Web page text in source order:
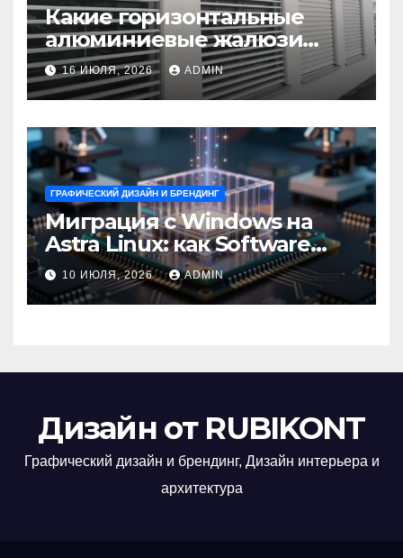
Какие горизонтальные
алюминиевые жалюзи
выбрать для окон?
16 ИЮЛЯ, 2026 ADMIN
ГРАФИЧЕСКИЙ ДИЗАЙН И БРЕНДИНГ
Миграция с Windows на
Astra Linux: как Software
Group успешно перешла на
отечественную ОС
10 ИЮЛЯ, 2026 ADMIN
Дизайн от RUBIKONT
Графический дизайн и брендинг, Дизайн интерьера и
архитектура